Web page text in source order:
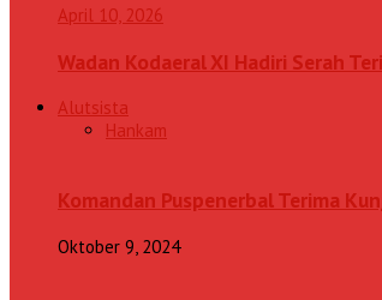
April 10, 2026
Wadan Kodaeral XI Hadiri Serah
Alutsista
Hankam
Komandan Puspenerbal Terima
Oktober 9, 2024